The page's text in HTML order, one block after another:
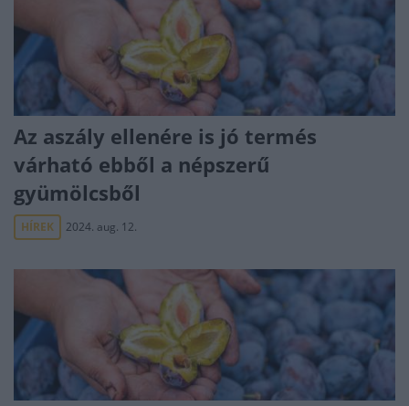
Az aszály ellenére is jó termés
várható ebből a népszerű
gyümölcsből
HÍREK 2024. aug. 12.